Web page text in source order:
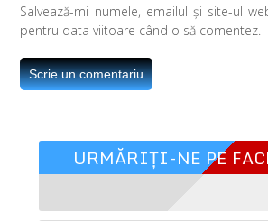
Salvează-mi numele, emailul și site-ul
pentru data viitoare când o să comentez.
URMĂRIȚI-NE PE